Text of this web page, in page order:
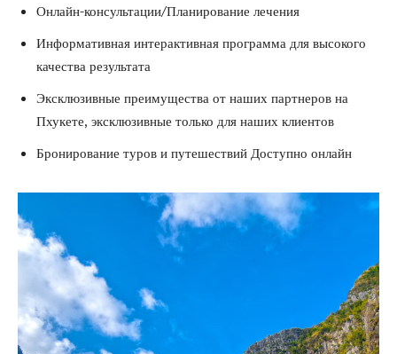
Онлайн-консультации/Планирование лечения
Информативная интерактивная программа для высокого
качества результата
Эксклюзивные преимущества от наших партнеров на
Пхукете, эксклюзивные только для наших клиентов
Бронирование туров и путешествий Доступно онлайн